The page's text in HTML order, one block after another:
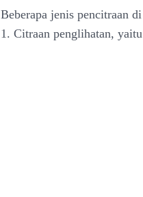
Beberapa jenis pencitraan
1. Citraan penglihatan,